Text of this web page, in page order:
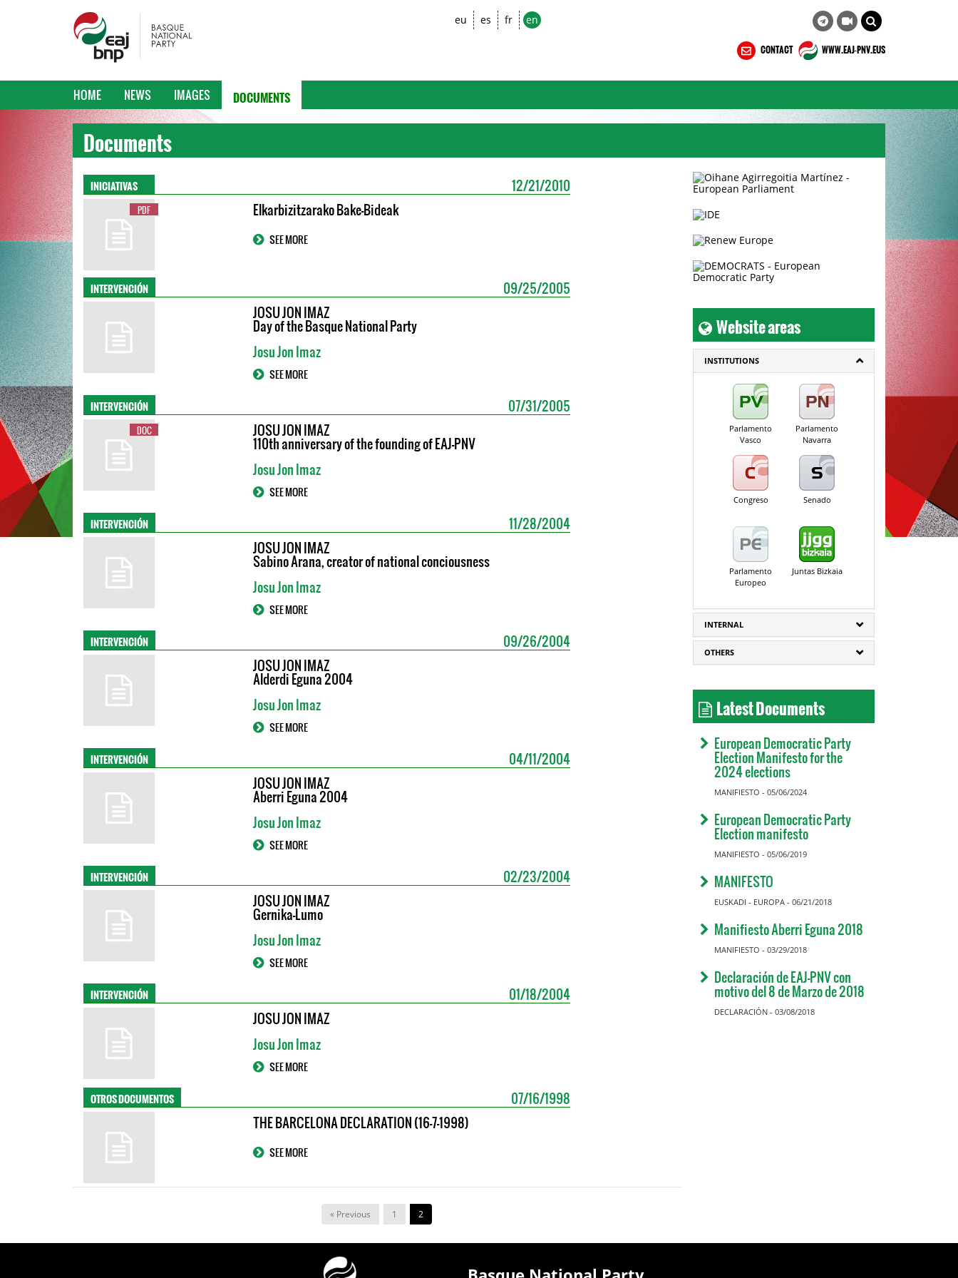
eu es fr en
CONTACT WWW.EAJ-PNV.EUS
HOME NEWS IMAGES DOCUMENTS
Documents
INICIATIVAS 12/21/2010
PDF Elkarbizitzarako Bake-Bideak
SEE MORE
INTERVENCIÓN
09/25/2005
JOSU JON IMAZ
Day of the Basque National Party
Josu Jon Imaz
SEE MORE
INTERVENCIÓN 07/31/2005
DOC JOSU JON IMAZ
110th anniversary of the founding of EAJ-PNV
Josu Jon Imaz
SEE MORE
INTERVENCIÓN
11/28/2004
JOSU JON IMAZ
Sabino Arana, creator of national conciousness
Josu Jon Imaz
SEE MORE
INTERVENCIÓN
09/26/2004
JOSU JON IMAZ
Alderdi Eguna 2004
Josu Jon Imaz
SEE MORE
INTERVENCIÓN
04/11/2004
JOSU JON IMAZ
Aberri Eguna 2004
Josu Jon Imaz
SEE MORE
INTERVENCIÓN
02/23/2004
JOSU JON IMAZ
Gernika-Lumo
Josu Jon Imaz
SEE MORE
INTERVENCIÓN
01/18/2004
JOSU JON IMAZ
Josu Jon Imaz
SEE MORE
OTROS DOCUMENTOS
07/16/1998
THE BARCELONA DECLARATION (16-7-1998)
SEE MORE
« Previous 1 2
Website areas
INSTITUTIONS
Parlamento
Vasco
Parlamento
Navarra
Congreso Senado
Parlamento
Europeo
Juntas Bizkaia
INTERNAL
OTHERS
Latest Documents
European Democratic Party
Election Manifesto for the
2024 elections
MANIFIESTO - 05/06/2024
European Democratic Party
Election manifesto
MANIFIESTO - 05/06/2019
MANIFESTO
EUSKADI - EUROPA - 06/21/2018
Manifiesto Aberri Eguna 2018
MANIFIESTO - 03/29/2018
Declaración de EAJ-PNV con
motivo del 8 de Marzo de 2018
DECLARACIÓN - 03/08/2018